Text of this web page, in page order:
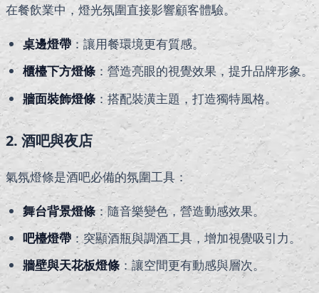
在餐飲業中，燈光氛圍直接影響顧客體驗。
桌邊燈帶：讓用餐環境更有質感。
櫃檯下方燈條 ：營造亮眼的視覺效果，提升品牌形象。
牆面裝飾燈條 ：搭配裝潢主題，打造獨特風格。
2. 酒吧與夜店
氣氛燈條是酒吧必備的氛圍工具：
舞台背景燈條：隨音樂變色，營造動感效果。
吧檯燈帶 ：突顯酒瓶與調酒工具，增加視覺吸引力。
牆壁與天花板燈條：讓空間更有動感與層次。